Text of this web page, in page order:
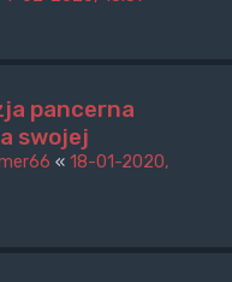
pancerna
swojej
« 18-01-2020,